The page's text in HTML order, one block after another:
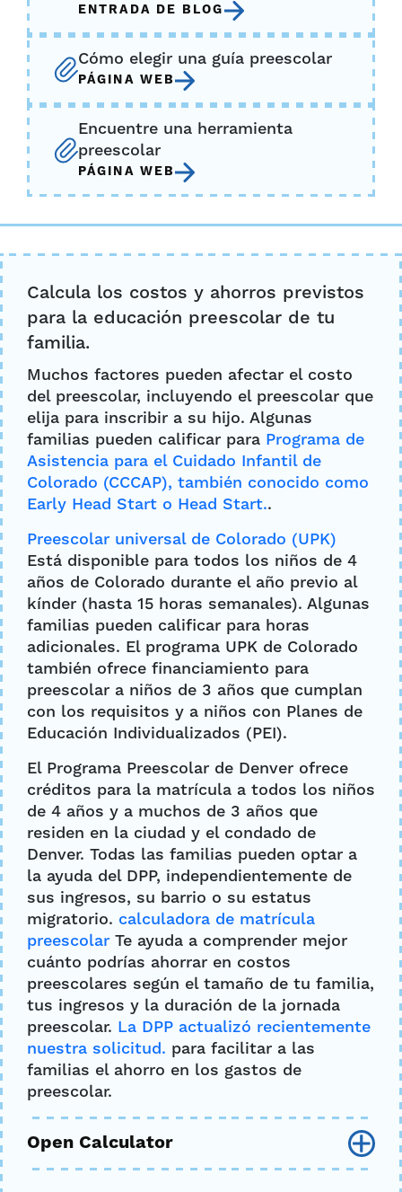
ENTRADA DE BLOG
Cómo elegir una guía preescolar
PÁGINA WEB
Encuentre una herramienta
preescolar
PÁGINA WEB
Calcula los costos y ahorros previstos
para la educación preescolar de tu
familia.
Muchos factores pueden afectar el costo
del preescolar, incluyendo el preescolar que
elija para inscribir a su hijo. Algunas
familias pueden calificar para Programa de
Asistencia para el Cuidado Infantil de
Colorado (CCCAP), también conocido como
Early Head Start o Head Start..
Preescolar universal de Colorado (UPK)
Está disponible para todos los niños de 4
años de Colorado durante el año previo al
kínder (hasta 15 horas semanales). Algunas
familias pueden calificar para horas
adicionales. El programa UPK de Colorado
también ofrece financiamiento para
preescolar a niños de 3 años que cumplan
con los requisitos y a niños con Planes de
Educación Individualizados (PEI).
El Programa Preescolar de Denver ofrece
créditos para la matrícula a todos los niños
de 4 años y a muchos de 3 años que
residen en la ciudad y el condado de
Denver. Todas las familias pueden optar a
la ayuda del DPP, independientemente de
sus ingresos, su barrio o su estatus
migratorio. calculadora de matrícula
preescolar Te ayuda a comprender mejor
cuánto podrías ahorrar en costos
preescolares según el tamaño de tu familia,
tus ingresos y la duración de la jornada
preescolar. La DPP actualizó recientemente
nuestra solicitud. para facilitar a las
familias el ahorro en los gastos de
preescolar.